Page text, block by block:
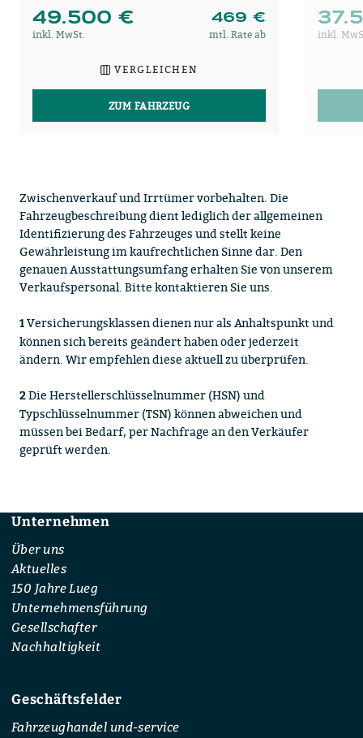
49.500 € 469 €
inkl. MwSt. mtl. Rate ab
VERGLEICHEN
ZUM FAHRZEUG
inkl.
Zwischenverkauf und Irrtümer vorbehalten. Die
Fahrzeugbeschreibung dient lediglich der allgemeinen
Identifizierung des Fahrzeuges und stellt keine
Gewährleistung im kaufrechtlichen Sinne dar. Den
genauen Ausstattungsumfang erhalten Sie von unserem
Verkaufspersonal. Bitte kontaktieren Sie uns.
1Versicherungsklassen dienen nur als Anhaltspunkt und
können sich bereits geändert haben oder jederzeit
ändern. Wir empfehlen diese aktuell zu überprüfen.
2Die Herstellerschlüsselnummer (HSN) und
Typschlüsselnummer (TSN) können abweichen und
müssen bei Bedarf, per Nachfrage an den Verkäufer
geprüft werden.
Footer
Unternehmen
Über uns
Aktuelles
150 Jahre Lueg
Unternehmensführung
Gesellschafter
Nachhaltigkeit
Geschäftsfelder
Fahrzeughandel und-service